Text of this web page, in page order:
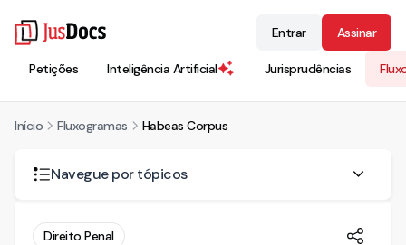
Petições Inteligência Artificial Jurisprudências
Entrar Assinar
Início Fluxogramas Habeas Corpus
Navegue por tópicos
Quando é cabível o habeas corpus?
Direito Penal